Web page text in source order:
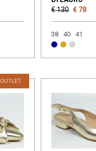
€ 130 € 78
38 40 41
OUTLET